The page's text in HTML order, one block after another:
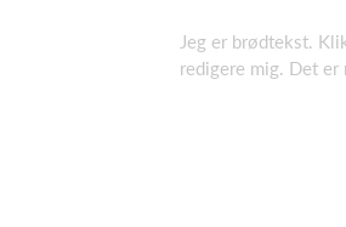
Jeg er brødtekst.
redigere mig. Det er